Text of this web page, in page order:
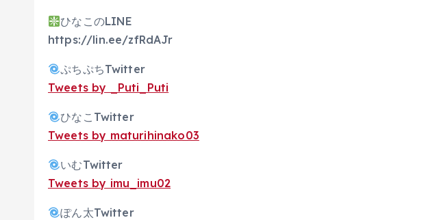
ひなこのLINE
https://lin.ee/zfRdAJr
ぷちぷちTwitter
Tweets by _Puti_Puti
ひなこTwitter
Tweets by maturihinako03
いむTwitter
Tweets by imu_imu02
ぽん太Twitter